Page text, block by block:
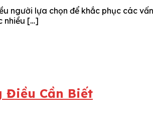
người lựa chọn để khắc phục các
nhiều […]
Điều Cần Biết